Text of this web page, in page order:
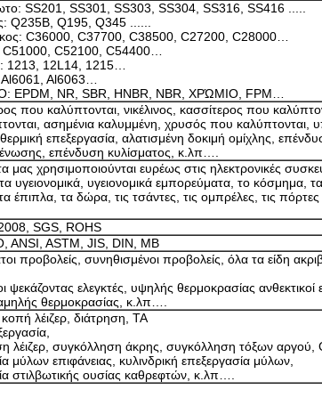
SS201, SS301, SS303, SS304, SS316, SS416 .....
Q235B, Q195, Q345 ......
C36000, C37700, C38500, C27200, C28000…
C52100, C54400…
1213, 12L14, 1215…
Al6061, Al6063…
EPDM, NR, SBR, HNBR, NBR, ΧΡΏΜΙΟ, FPM…
που καλύπτονται, νικέλινος, κασσίτερος που
ασημένια καλυμμένη, χρυσός που καλύπτονται,
επεξεργασία, αλατισμένη δοκιμή ομίχλης,
επένδυση κυλίσματος, κ.λπ….
μας χρησιμοποιούνται ευρέως στις ηλεκτρονικές
υγειονομικά, υγειονομικά εμπορεύματα, το κόσμημα,
τα έπιπλα, τα δώρα, τις τσάντες, τις ομπρέλες, τις
SGS, ROHS
ANSI, ASTM, JIS, DIN, ΜΒ
προβολείς, συνηθισμένοι προβολείς, όλα τα είδη
ψεκάζοντας ελεγκτές, υψηλής θερμοκρασίας ανθεκτικοί
θερμοκρασίας, κ.λπ….
λέιζερ, διάτρηση, TA
λέιζερ, συγκόλληση άκρης, συγκόλληση τόξων αργού,
μύλων επιφάνειας, κυλινδρική επεξεργασία μύλων,
στιλβωτικής ουσίας καθρεφτών, κ.λπ….